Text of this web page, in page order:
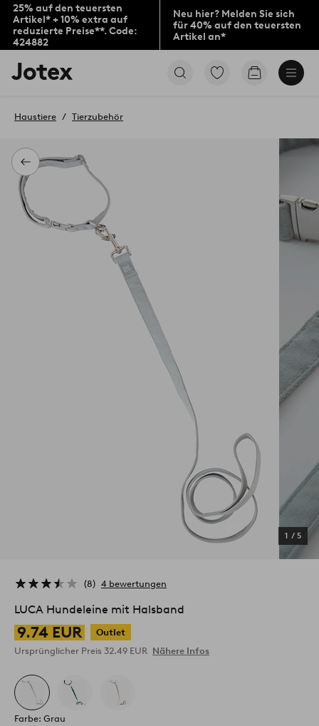
25% auf den teuersten
Artikel* + 10% extra auf
reduzierte Preise**. Code:
424882
Neu hier? Melden Sie sich
für 40% auf den teuersten
Artikel an*
Jotex-
Logo
Startseite
Zu
Zum
Zurück
Haustiere Tierzubehör
1 / 5
8 4 bewertungen
LUCA Hundeleine mit Halsband
9.74 EUR
Outlet
Ursprünglicher Preis 32.49 EUR Nähere Infos
Farbe: Grau